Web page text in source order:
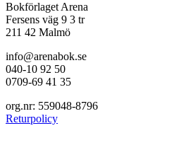
Bokförlaget Arena
Fersens väg 9 3 tr
211 42 Malmö
info@arenabok.se
040-10 92 50
0709-69 41 35
org.nr: 559048-8796
Returpolicy